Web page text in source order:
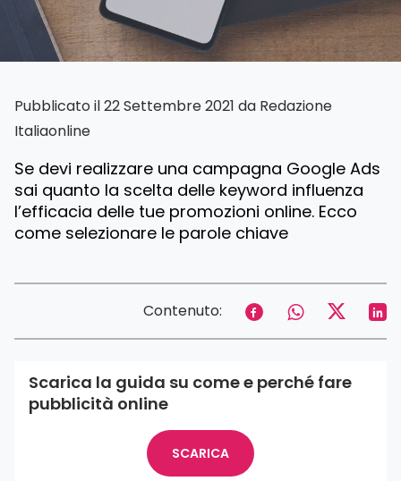
Pubblicato il 22 Settembre 2021 da Redazione
Italiaonline
Se devi realizzare una campagna Google Ads
sai quanto la scelta delle keyword influenza
l’efficacia delle tue promozioni online. Ecco
come selezionare le parole chiave
Contenuto:
Scarica la guida su come e perché fare
pubblicità online
SCARICA